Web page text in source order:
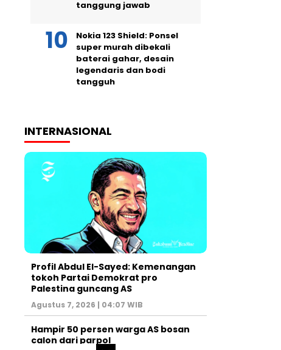
tanggung jawab
Nokia 123 Shield: Ponsel
super murah dibekali
baterai gahar, desain
legendaris dan bodi
tangguh
INTERNASIONAL
Profil Abdul El-Sayed: Kemenangan
tokoh Partai Demokrat pro
Palestina guncang AS
Agustus 7, 2026 | 04:07 WIB
Hampir 50 persen warga AS bosan
calon dari parpol